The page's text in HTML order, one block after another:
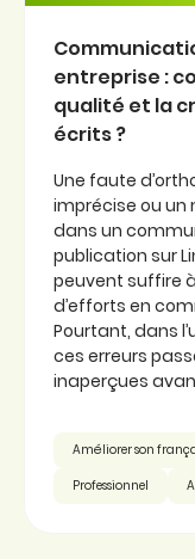
entreprise :
qualité et la
écrits ?
Une faute
imprécise ou
dans un
publication sur
peuvent suffire
d’efforts en
Pourtant, dans
ces erreurs
inaperçues
Améliorer son
Professionnel